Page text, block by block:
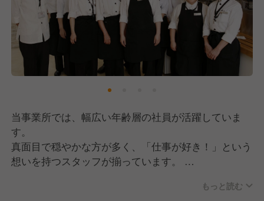
そして現在は、私たちの想いに共感していただきなが
ら共に成長していける、新しい仲間の採用に注力中で
す！
当事業所では、幅広い年齢層の社員が活躍していま
す。
真面目で穏やかな方が多く、「仕事が好き！」という
想いを持つスタッフが揃っています。
チームワークを大切にしており、組織としての仕組み
もっと読む